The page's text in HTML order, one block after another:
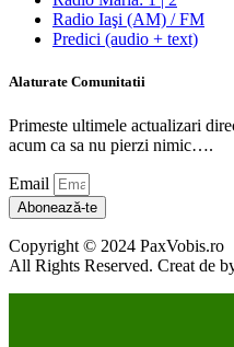
Radio Iaşi (AM) / FM
Predici (audio + text)
Alaturate Comunitatii
Primeste ultimele actualizari
acum ca sa nu pierzi nimic….
Email
Abonează-te
Copyright © 2024 PaxVobis.ro
All Rights Reserved. Creat de